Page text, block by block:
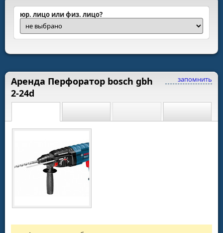
юр. лицо или физ. лицо?
запомнить
Аренда Перфоратор bosch gbh
2-24d